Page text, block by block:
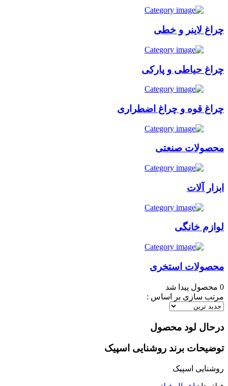
چراغ لاینر و خطی
چراغ حیاطی و پارکی
چراغ قوه و چراغ اضطراری
محصولات صنعتی
ابزار آلات
لوازم خانگی
محصولات استخری
0 محصول پیدا شد
مرتب سازی بر اساس :
درحال لود محصول
توضیحات برند روشنایی اسپیک
روشنایی اسپیک